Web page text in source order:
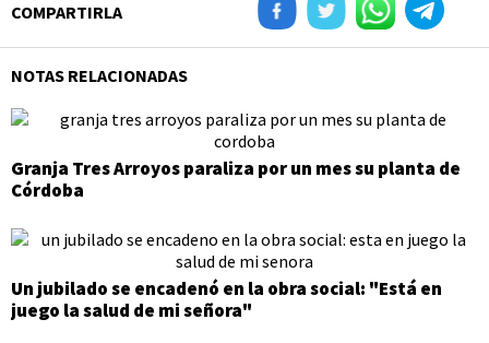
COMPARTIRLA
NOTAS RELACIONADAS
Granja Tres Arroyos paraliza por un mes su planta de
Córdoba
Un jubilado se encadenó en la obra social: "Está en
juego la salud de mi señora"